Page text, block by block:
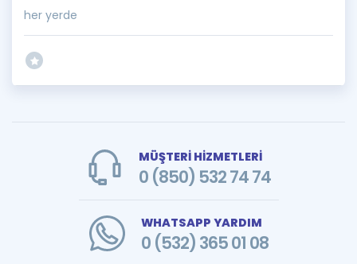
her yerde
MÜŞTERİ HİZMETLERİ
0 (850) 532 74 74
WHATSAPP YARDIM
0 (532) 365 01 08